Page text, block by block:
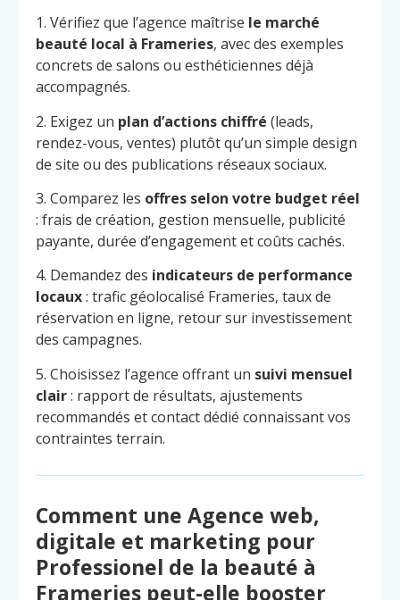
Appelez
1. Vérifiez que l’agence maîtrise le marché
beauté local à Frameries, avec des exemples
concrets de salons ou esthéticiennes déjà
accompagnés.
2. Exigez un plan d’actions chiffré (leads,
rendez-vous, ventes) plutôt qu’un simple design
de site ou des publications réseaux sociaux.
3. Comparez les offres selon votre budget réel
: frais de création, gestion mensuelle, publicité
payante, durée d’engagement et coûts cachés.
4. Demandez des indicateurs de performance
locaux: trafic géolocalisé Frameries, taux de
réservation en ligne, retour sur investissement
des campagnes.
5. Choisissez l’agence offrant un suivi mensuel
clair: rapport de résultats, ajustements
recommandés et contact dédié connaissant vos
contraintes terrain.
Comment une Agence web,
digitale et marketing pour
Professionel de la beauté à
Frameries peut-elle booster